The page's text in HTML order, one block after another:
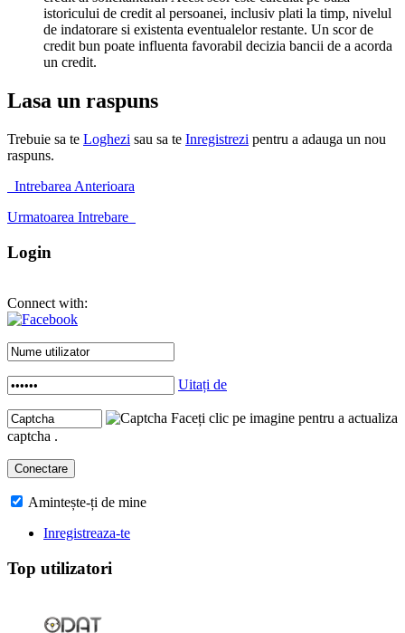
istoricului de credit al persoanei, inclusiv plati la timp, nivelul
de indatorare si existenta eventualelor restante. Un scor de
credit bun poate influenta favorabil decizia bancii de a acorda
un credit.
Lasa un raspuns
Trebuie sa te Loghezi sau sa te Inregistrezi pentru a adauga un nou
raspuns.
Intrebarea Anterioara
Urmatoarea Intrebare
Login
Connect with:
Uitați de
Faceți clic pe imagine pentru a actualiza
captcha .
Amintește-ți de mine
Inregistreaza-te
Top utilizatori